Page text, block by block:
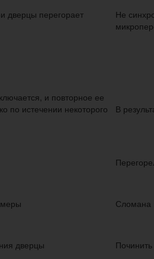
дверцы перегорает
Не
и повторное ее
по истечении некоторого
В
Сломана
дверцы